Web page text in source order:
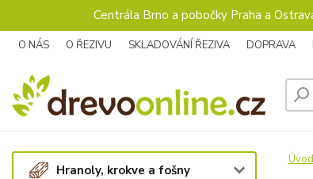
Centrála Brno a pobočky Praha a
O NÁS O ŘEZIVU SKLADOVÁNÍ ŘEZIVA DOPRAVA
Hranoly, krokve a fošny
Úvod